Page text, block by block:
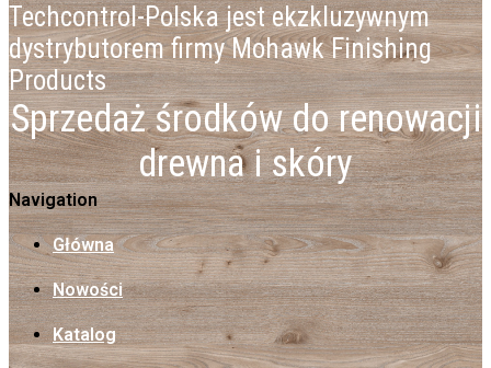
Techcontrol-Polska jest ekzkluzywnym
dystrybutorem firmy Mohawk Finishing
Products
Sprzedaż środków do renowacji
drewna i skóry
Navigation
Główna
Nowości
Katalog